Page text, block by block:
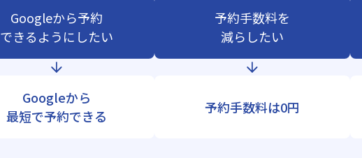
Googleから予約
できるようにしたい
Googleから
最短で予約できる
予約手数料を
減らしたい
予約手数料は0円